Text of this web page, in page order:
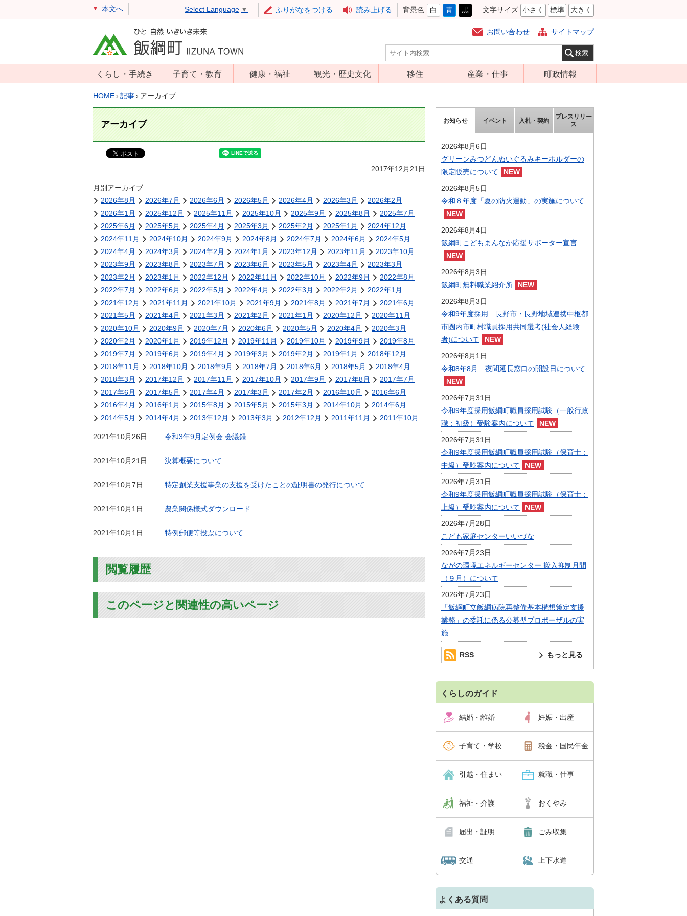
本文へ Select Language ▼ ふりがなをつける 読み上げる 背景色 白 青 黒 文字サイズ 小さく 標準 大きく
お問い合わせ サイトマップ
くらし・手続き
戸籍・住民票・
住民登録
マイナンバー
消防・防災
年金・保険
税金
住まい・土地
環境・ゴミ
上下水道
交通・道路
安全・防犯
ペット・動物
相談窓口
子育て・教育
年齢別子育て情
生涯学習
学校教育・奨学
金
人権・平和啓発
学校給食
児童クラブ
飯綱町コミュニ
ティスクール
健康・福祉
高齢者福祉
障害福祉
保健・医療
食育
観光・歴史文化
アップルミュー
文化財
移住 産業・仕事
就労支援
農林業振興
届出・証明・法
令・規制
企業の税金
入札・契約
指定管理者制度
人材募集
町政情報
組織案内
庁舎案内
ふるさと納税
人事・職員募集
まちづくり
庁舎建設
HOME› 記事› アーカイブ
アーカイブ
2017年12月21日
月別アーカイブ
2026年8月
2026年7月 2026年6月 2026年5月 2026年4月 2026年3月
2026年2月
2026年1月
2025年12月 2025年11月 2025年10月 2025年9月 2025年8月
2025年7月
2025年6月
2025年5月 2025年4月 2025年3月 2025年2月 2025年1月
2024年12月
2024年11月
2024年10月 2024年9月 2024年8月 2024年7月 2024年6月
2024年5月
2024年4月
2024年3月 2024年2月 2024年1月 2023年12月 2023年11月
2023年10月
2023年9月
2023年8月 2023年7月 2023年6月 2023年5月 2023年4月
2023年3月
2023年2月
2023年1月 2022年12月 2022年11月 2022年10月 2022年9月
2022年8月
2022年7月
2022年6月 2022年5月 2022年4月 2022年3月 2022年2月
2022年1月
2021年12月
2021年11月 2021年10月 2021年9月 2021年8月 2021年7月
2021年6月
2021年5月
2021年4月 2021年3月 2021年2月 2021年1月 2020年12月
2020年11月
2020年10月
2020年9月 2020年7月 2020年6月 2020年5月 2020年4月
2020年3月
2020年2月
2020年1月 2019年12月 2019年11月 2019年10月 2019年9月
2019年8月
2019年7月
2019年6月 2019年4月 2019年3月 2019年2月 2019年1月
2018年12月
2018年11月
2018年10月 2018年9月 2018年7月 2018年6月 2018年5月
2018年4月
2018年3月
2017年12月 2017年11月 2017年10月 2017年9月 2017年8月
2017年7月
2017年6月
2017年5月 2017年4月 2017年3月 2017年2月 2016年10月
2016年6月
2016年4月
2016年1月 2015年8月 2015年5月 2015年3月 2014年10月
2014年6月
2014年5月
2014年4月 2013年12月 2013年3月 2012年12月 2011年11月 2011年10月
2021年10月26日 令和3年9月定例会 会議録
2021年10月21日 決算概要について
2021年10月7日 特定創業支援事業の支援を受けたことの証明書の発行について
2021年10月1日 農業関係様式ダウンロード
2021年10月1日 特例郵便等投票について
閲覧履歴
このページと関連性の高いページ
お知らせ イベント 入札・契約
プレスリリー
ス
2026年8月6日
グリーンみつどんぬいぐるみキーホルダーの
限定販売について
2026年8月5日
令和８年度「夏の防火運動」の実施について
2026年8月4日
飯綱町こどもまんなか応援サポーター宣言
2026年8月3日
飯綱町無料職業紹介所
2026年8月3日
令和9年度採用 長野市・長野地域連携中枢都
市圏内市町村職員採用共同選考(社会人経験
者)について
2026年8月1日
令和8年8月 夜間延長窓口の開設日について
2026年7月31日
令和9年度採用飯綱町職員採用試験（一般行政
職：初級）受験案内について
2026年7月31日
令和9年度採用飯綱町職員採用試験（保育士：
中級）受験案内について
2026年7月31日
令和9年度採用飯綱町職員採用試験（保育士：
上級）受験案内について
2026年7月28日
こども家庭センターいいづな
2026年7月23日
ながの環境エネルギーセンター 搬入抑制月間
（９月）について
2026年7月23日
「飯綱町立飯綱病院再整備基本構想策定支援
業務」の委託に係る公募型プロポーザルの実
施
もっと見る
RSS
くらしのガイド
結婚・離婚 妊娠・出産
子育て・学校 税金・国民年金
引越・住まい 就職・仕事
福祉・介護 おくやみ
届出・証明 ごみ収集
交通 上下水道
よくある質問